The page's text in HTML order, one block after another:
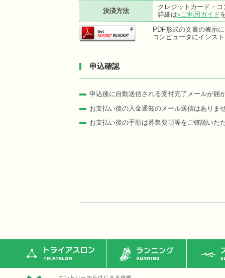
決済方法
クレジットカード・
詳細は»ご利用ガイド
PDF形式の文書の表示
コンピュータにインス
申込確認
申込後に自動送信される受付完了メールが届
お支払い後の入金通知のメール送信はありま
お支払い後の手順は募集要項等をご確認いた
トライアスロン ランニング ス